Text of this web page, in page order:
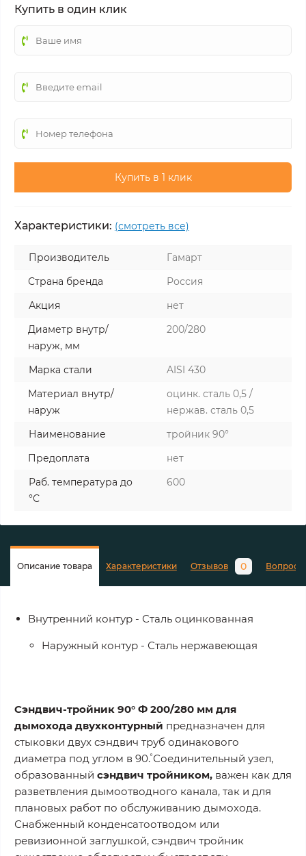
Купить в один клик
Купить в 1 клик
Характеристики: (смотреть все)
Производитель
Гамарт
Страна бренда
Россия
Акция
нет
Диаметр внутр/
наруж, мм
200/280
Марка стали
AISI 430
Материал внутр/
наруж
оцинк. сталь 0,5 /
нержав. сталь 0,5
Наименование
тройник 90°
Предоплата
нет
Раб. температура до
°С
600
Описание товара Характеристики Отзывов 0 Вопросы
Внутренний контур - Сталь оцинкованная
Наружный контур - Сталь нержавеющая
Сэндвич-тройник 90° Ф 200/280 мм для
дымохода двухконтурный предназначен для
стыковки двух сэндвич труб одинакового
диаметра под углом в 90˚. Соединительный узел,
образованный сэндвич тройником, важен как для
разветвления дымоотводного канала, так и для
плановых работ по обслуживанию дымохода.
Снабженный конденсатоотводом или
ревизионной заглушкой, сэндвич тройник